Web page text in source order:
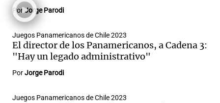
PorJorge Parodi
Juegos Panamericanos de Chile 2023
El director de los Panamericanos, a Cadena 3:
"Hay un legado administrativo"
PorJorge Parodi
Juegos Panamericanos de Chile 2023